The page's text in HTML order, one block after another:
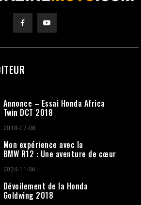
Annonce – Essai Honda Africa
Twin DCT 2018
2018-07-08
Mon expérience avec la
BMW R12 : Une aventure de cœur
2024-11-06
Dévoilement de la Honda
Goldwing 2018